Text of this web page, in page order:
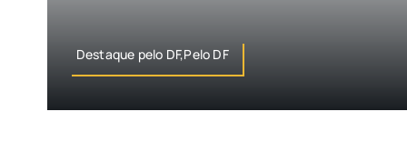
Destaque pelo DF,Pelo DF